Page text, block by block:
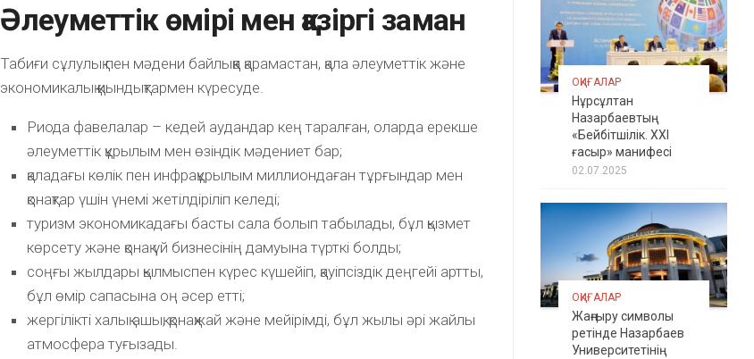
Әлеуметтік өмірі мен қазіргі заман
Табиғи сұлулық пен мәдени байлыққа қарамастан, қала әлеуметтік және
экономикалық қиындықтармен күресуде.
Риода фавелалар – кедей аудандар кең таралған, оларда ерекше
әлеуметтік құрылым мен өзіндік мәдениет бар;
қаладағы көлік пен инфрақұрылым миллиондаған тұрғындар мен
қонақтар үшін үнемі жетілдіріліп келеді;
туризм экономикадағы басты сала болып табылады, бұл қызмет
көрсету және қонақ үй бизнесінің дамуына түрткі болды;
соңғы жылдары қылмыспен күрес күшейіп, қауіпсіздік деңгейі артты,
бұл өмір сапасына оң әсер етті;
жергілікті халық ашық, қонақжай және мейірімді, бұл жылы әрі жайлы
атмосфера туғызады.
ОҚИҒАЛАР
Нұрсұлтан
Назарбаевтың
«Бейбітшілік. XXI
ғасыр» манифесі
02.07.2025
ОҚИҒАЛАР
Жаңғыру символы
ретінде Назарбаев
Университетінің